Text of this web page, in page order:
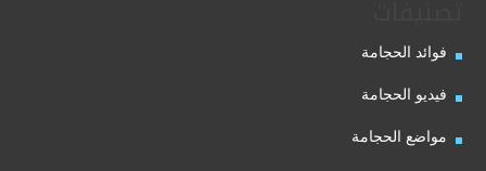
فوائد الحجامة
فيديو الحجامة
مواضع الحجامة